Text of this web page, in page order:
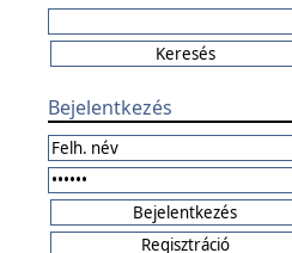
Bejelentkezés